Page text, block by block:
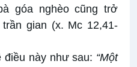
góa nghèo cũng trở
gian (x. Mc 12,41-
điều này như sau: “Một